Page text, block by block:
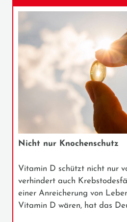
Nicht nur Knochenschutz
Vitamin D schützt nicht nur
verhindert auch
einer Anreicherung von
Vitamin D wären, hat das